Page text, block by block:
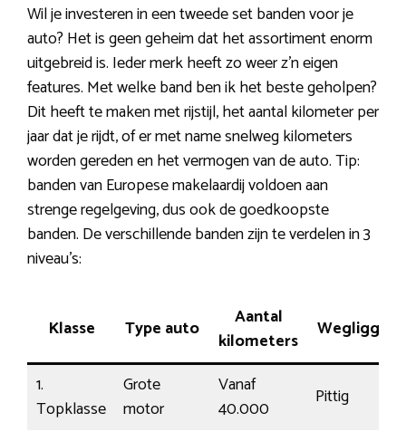
Wil je investeren in een tweede set banden voor je
auto? Het is geen geheim dat het assortiment enorm
uitgebreid is. Ieder merk heeft zo weer z’n eigen
features. Met welke band ben ik het beste geholpen?
Dit heeft te maken met rijstijl, het aantal kilometer per
jaar dat je rijdt, of er met name snelweg kilometers
worden gereden en het vermogen van de auto. Tip:
banden van Europese makelaardij voldoen aan
strenge regelgeving, dus ook de goedkoopste
banden. De verschillende banden zijn te verdelen in 3
niveau’s:
Klasse Type auto
Aantal
kilometers
Wegligging
1.
Topklasse
Grote
motor
Vanaf
40.000
Pittig